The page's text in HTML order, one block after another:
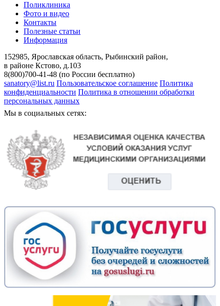
Поликлиника
Фото и видео
Контакты
Полезные статьи
Информация
152985, Ярославская область, Рыбинский район,
в районе Кстово, д.103
8(800)700-41-48 (по России бесплатно)
sanatory@list.ru Пользовательское соглашение Политика
конфиденциальности Политика в отношении обработки
персональных данных
Мы в социальных сетях: